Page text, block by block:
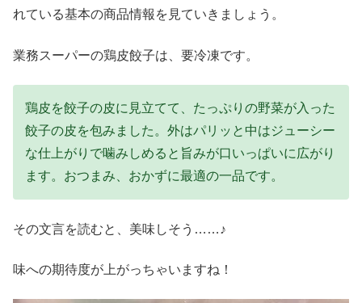
れている基本の商品情報を見ていきましょう。
業務スーパーの鶏皮餃子は、要冷凍です。
鶏皮を餃子の皮に見立てて、たっぷりの野菜が入った
餃子の皮を包みました。外はパリッと中はジューシー
な仕上がりで噛みしめると旨みが口いっぱいに広がり
ます。おつまみ、おかずに最適の一品です。
その文言を読むと、美味しそう……♪
味への期待度が上がっちゃいますね！